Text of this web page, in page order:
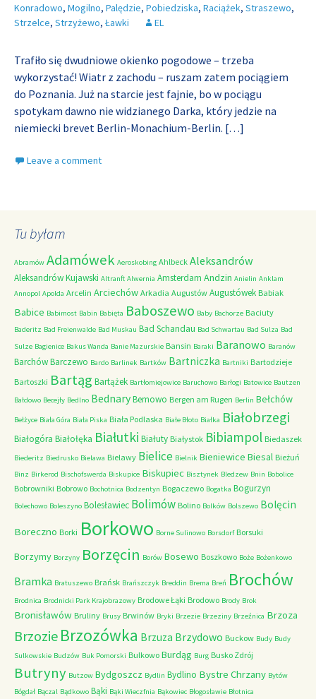
Konradowo, Mogilno, Palędzie, Pobiedziska, Raciążek, Straszewo,
Strzelce, Strzyżewo, Ławki EL
Trafiło się dwudniowe okienko pogodowe – trzeba
wykorzystać! Wiatr z zachodu – ruszam zatem pociągiem
do Poznania. Już na starcie jest fajnie, bo w pociągu
spotykam dawno nie widzianego Darka, który jedzie na
niemiecki brevet Berlin-Monachium-Berlin. […]
Leave a comment
Tu byłam
Abramów Adamówek Aeroskobing Ahlbeck Aleksandrów
Aleksandrów Kujawski Altranft Alwernia Amsterdam Andzin Anielin Anklam
Annopol Apolda Arcelin Arciechów Arkadia Augustów Augustówek Babiak
Babice Babimost Babin Babięta Baboszewo Baby Bachorze Baciuty
Baderitz Bad Freienwalde Bad Muskau Bad Schandau Bad Schwartau Bad Sulza Bad
Sulze Bagienice Bakus Wanda Banie Mazurskie Bansin Baraki Baranowo Baranów
BarchówBarczewo Bardo Barlinek Bartków Bartniczka Bartniki Bartodzieje
Bartoszki Bartąg Bartążek Bartłomiejowice Baruchowo Barłogi Batowice Bautzen
Bałdowo Becejły Bedlno BednaryBemowo Bergen am Rugen Berlin Bełchów
Bełżyce Biała Góra Biała Piska Biała Podlaska Białe Błoto Białka Białobrzegi
Białogóra Białołęka Białutki Białuty Białystok Bibiampol Biedaszek
Biederitz Biedrusko Bielawa Bielawy Bielice Bielnik Bieniewice Biesal Bieżuń
Binz Birkerod Bischofswerda Biskupice Biskupiec Bisztynek Bledzew Bnin Bobolice
Bobrowniki Bobrowo Bochotnica Bodzentyn Bogaczewo Bogatka Bogurzyn
Bolechowo Boleszyno Bolesławiec Bolimów Bolino Bolków Bolszewo Bolęcin
Boreczno Borki Borkowo Borne Sulinowo Borsdorf Borsuki
Borzymy Borzyny Borzęcin Borów Bosewo Boszkowo Boże Bożenkowo
Bramka Bratuszewo Brańsk Brańszczyk Breddin Brema Breń Brochów
Brodnica Brodnicki Park Krajobrazowy Brodowe Łąki Brodowo Brody Brok
Bronisławów Bruliny Brusy Brwinów Bryki Brzezie Brzeziny Brzeźnica Brzoza
Brzozie Brzozówka Brzuza Brzydowo Buckow Budy Budy
Sulkowskie Budzów Buk Pomorski Bulkowo Burdąg Burg Busko Zdrój
Butryny Butzow Bydgoszcz Bydlin Bydlino Bystre Chrzany Bytów
Bógdał Bączal Bądkowo Bąki Bąki Wieczfnia Bąkowiec Błogosławie Błotnica